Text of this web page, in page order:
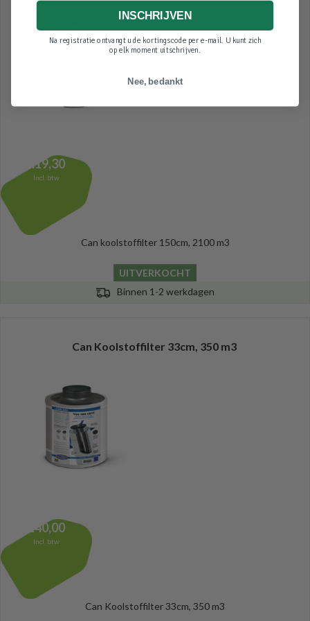
OUT
419,30
Incl. btw
Can koolstoffilter 150cm, 2100 m3
UITVERKOCHT
Binnen 1-2 werkdagen
Can Koolstoffilter 33cm, 350 m3
140,00
Incl. btw
Can Koolstoffilter 33cm, 350 m3
INSCHRIJVEN
Na registratie ontvangt u de kortingscode per e-mail. U kunt zich
op elk moment uitschrijven.
Nee, bedankt